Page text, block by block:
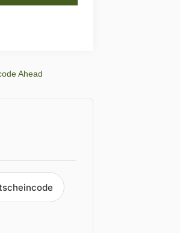
Ahead